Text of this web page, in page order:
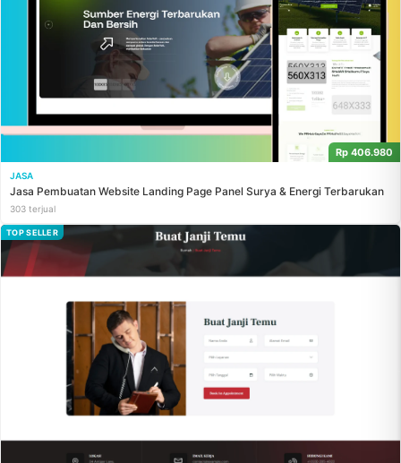
Rp 406.980
JASA
Jasa Pembuatan Website Landing Page Panel Surya & Energi Terbarukan
303 terjual
TOP SELLER